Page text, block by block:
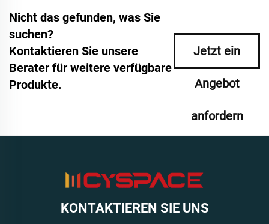
Nicht das gefunden, was Sie
suchen?
Kontaktieren Sie unsere
Berater für weitere verfügbare
Produkte.
Jetzt ein
Angebot
anfordern
KONTAKTIEREN SIE UNS